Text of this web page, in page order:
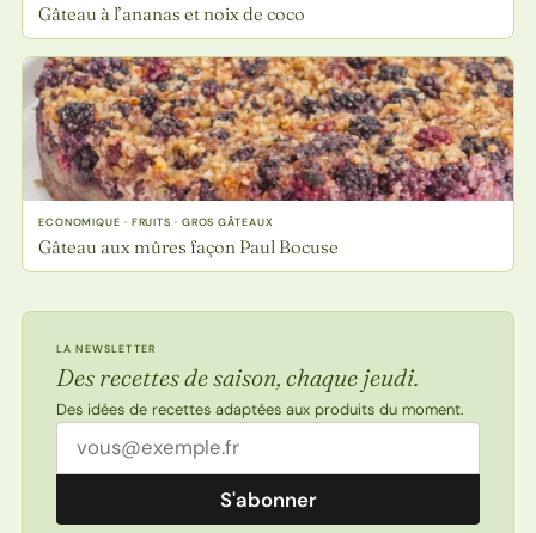
Gâteau à l’ananas et noix de coco
ECONOMIQUE · FRUITS · GROS GÂTEAUX
Gâteau aux mûres façon Paul Bocuse
LA NEWSLETTER
Des recettes de saison, chaque jeudi.
Des idées de recettes adaptées aux produits du moment.
Adresse email
S'abonner